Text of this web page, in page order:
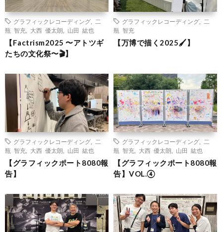
グラフィックレコーディング
二
瓶 智充
大西 優太朗 山田 紘也
【Factrism2025 〜アトツギ
たちの文化祭〜🎬】
グラフィックレコーディング
二
瓶 智充
【万博で描く2025🖌️】
グラフィックレコーディング
二
瓶 智充
大西 優太朗 山田 紘也
【グラフィックポート8080報
告】
グラフィックレコーディング
二
瓶 智充
大西 優太朗 山田 紘也
【グラフィックポート8080報
告】VOL.④